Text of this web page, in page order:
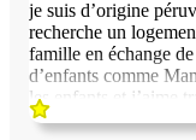
je suis d’origine
recherche un
famille en échange
d’enfants comme
les enfants et j’aime
et accompagner les